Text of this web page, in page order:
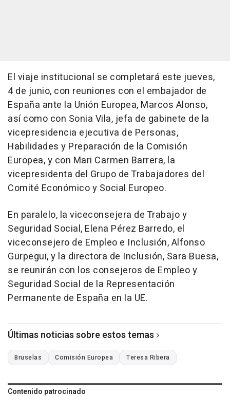
El viaje institucional se completará este jueves,
4 de junio, con reuniones con el embajador de
España ante la Unión Europea, Marcos Alonso,
así como con Sonia Vila, jefa de gabinete de la
vicepresidencia ejecutiva de Personas,
Habilidades y Preparación de la Comisión
Europea, y con Mari Carmen Barrera, la
vicepresidenta del Grupo de Trabajadores del
Comité Económico y Social Europeo.
En paralelo, la viceconsejera de Trabajo y
Seguridad Social, Elena Pérez Barredo, el
viceconsejero de Empleo e Inclusión, Alfonso
Gurpegui, y la directora de Inclusión, Sara Buesa,
se reunirán con los consejeros de Empleo y
Seguridad Social de la Representación
Permanente de España en la UE.
Últimas noticias sobre estos temas
Bruselas Comisión Europea Teresa Ribera
Contenido patrocinado